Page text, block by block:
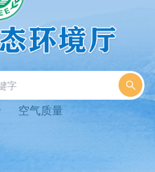
空气质量